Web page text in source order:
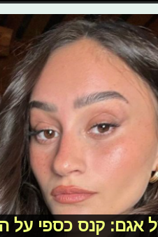
אגם: קנס כספי על